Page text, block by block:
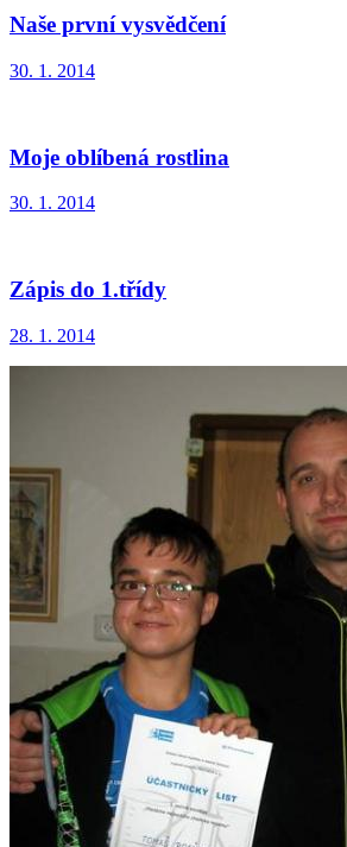
Naše první vysvědčení
30. 1. 2014
Moje oblíbená rostlina
30. 1. 2014
Zápis do 1.třídy
28. 1. 2014